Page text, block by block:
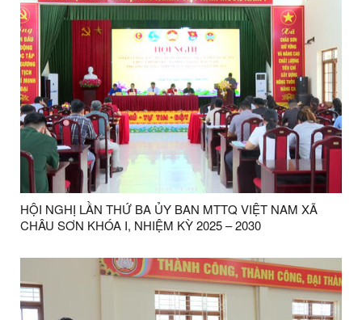
HỘI NGHỊ LẦN THỨ BA ỦY BAN MTTQ VIỆT NAM XÃ
CHÂU SƠN KHÓA I, NHIỆM KỲ 2025 – 2030